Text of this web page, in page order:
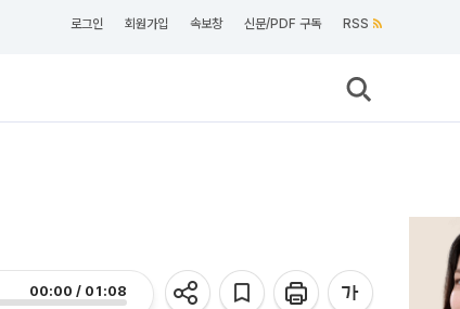
로그인 회원가입 속보창 신문/PDF 구독 RSS
00:00 / 01:08